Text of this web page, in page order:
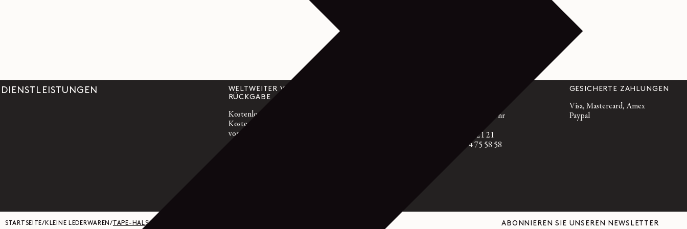
DIENSTLEISTUNGEN
WELTWEITER VERSAND &
RÜCKGABE
Kostenloser Standardversand
Kostenlose Rückgabe innerhalb
von 14 Tagen
Montag bis Freitag, 10 bis 19 Uhr
Frankreich: +33 1 72 95 21 21
International: +33 9 74 75 58 58
GESICHERTE ZAHLUNGEN
Visa, Mastercard, Amex
Paypal
STARTSEITE/ KLEINE LEDERWAREN/ TAPE-HALSKETTE AUS GEFORMTEM LEDER - PATINA-LEDER - RISTRETTO ABONNIEREN SIE UNSEREN NEWSLETTER